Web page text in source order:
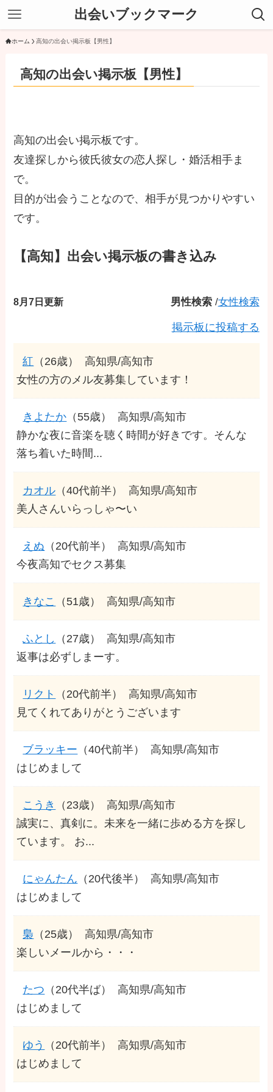
出会いブックマーク
ホーム 高知の出会い掲示板【男性】
高知の出会い掲示板【男性】
高知の出会い掲示板です。
友達探しから彼氏彼女の恋人探し・婚活相手ま
で。
目的が出会うことなので、相手が見つかりやすい
です。
【高知】出会い掲示板の書き込み
8月7日更新 男性検索/女性検索
掲示板に投稿する
紅 （26歳）
高知県/高知市
女性の方のメル友募集しています！
きよたか （55歳）
高知県/高知市
静かな夜に音楽を聴く時間が好きです。そんな
落ち着いた時間...
カオル （40代前半）
高知県/高知市
美人さんいらっしゃ〜い
えぬ （20代前半）
高知県/高知市
今夜高知でセクス募集
きなこ （51歳） 高知県/高知市
ふとし （27歳）
高知県/高知市
返事は必ずしまーす。
リクト （20代前半）
高知県/高知市
見てくれてありがとうございます
ブラッキー （40代前半）
高知県/高知市
はじめまして
こうき （23歳）
高知県/高知市
誠実に、真剣に。未来を一緒に歩める方を探し
ています。 お...
にゃんたん （20代後半）
高知県/高知市
はじめまして
梟 （25歳）
高知県/高知市
楽しいメールから・・・
たつ （20代半ば）
高知県/高知市
はじめまして
ゆう （20代前半）
高知県/高知市
はじめまして